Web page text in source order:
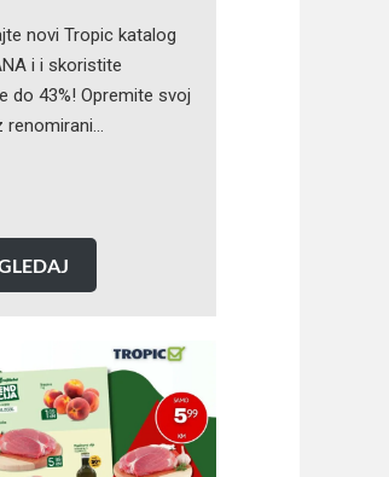
novi Tropic katalog
i i skoristite
do 43%! Opremite svoj